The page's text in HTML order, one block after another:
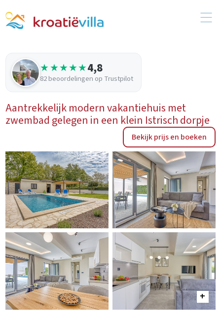
★★★★★4,8
82 beoordelingen op Trustpilot
Aantrekkelijk modern vakantiehuis met
zwembad gelegen in een klein Istrisch dorpje
Bekijk prijs en boeken